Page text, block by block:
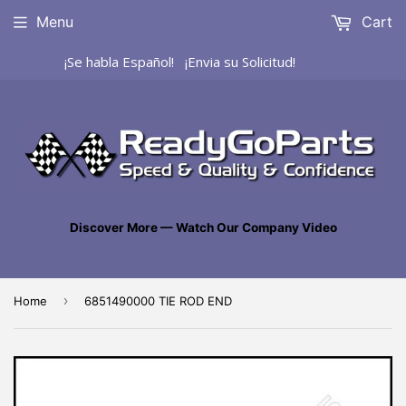
¡Se habla Español! ¡Envia su Solicitud!
Discover More — Watch Our Company Video
Menu Cart
Home › 6851490000 TIE ROD END